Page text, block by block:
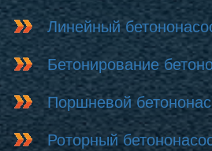
Линейный
Бетонирование
Поршневой
Роторный